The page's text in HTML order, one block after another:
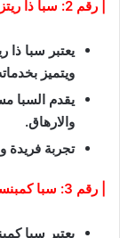
| رقم 2: سبا ذا ريتز كارلتون |
يعتبر سبا
ويتميز
يقدم السبا
والارهاق.
تجربة فريدة
| رقم 3: سبا كمبنسكي |
يعتبر سبا